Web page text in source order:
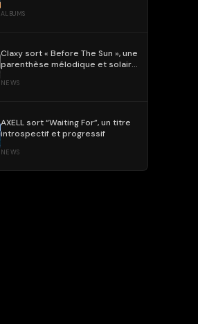
ALBUMS
Claxy sort « Before The Sun », une
parenthèse mélodique et solaire
NEWS
AXELL sort “Waiting For”, un titre
introspectif et progressif
NEWS